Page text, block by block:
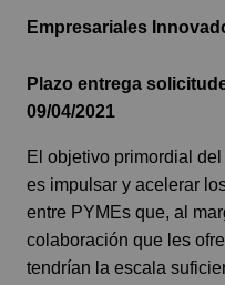
Empresariales
Plazo entrega
09/04/2021
El objetivo primordial
es impulsar y acelerar
entre PYMEs que, al
colaboración que les
tendrían la escala